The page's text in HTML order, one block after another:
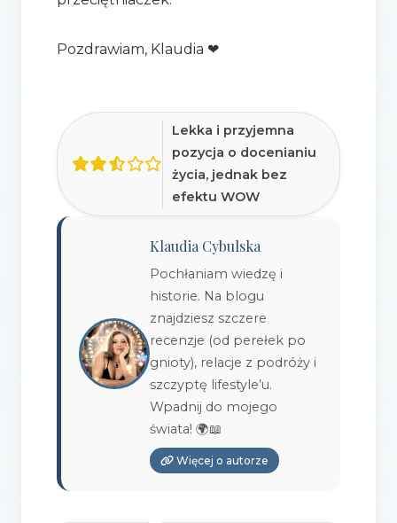
Pozdrawiam, Klaudia ❤
Lekka i przyjemna
pozycja o docenianiu
życia, jednak bez
efektu WOW
Klaudia Cybulska
Pochłaniam wiedzę i
historie. Na blogu
znajdziesz szczere
recenzje (od perełek po
gnioty), relacje z podróży i
szczyptę lifestyle’u.
Wpadnij do mojego
świata! 🌍📖
Więcej o autorze